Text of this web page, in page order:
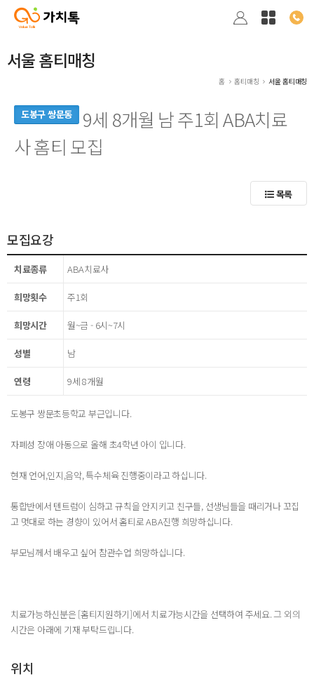
서울 홈티매칭
홈 홈티매칭 서울 홈티매칭
도봉구 쌍문동
9세 8개월 남 주1회 ABA치료
사 홈티 모집
목록
모집요강
치료종류 ABA치료사
희망횟수 주1회
희망시간 월~금 - 6시~7시
성별 남
연령 9세 8개월
도봉구 쌍문초등학교 부근입니다.
자폐성 장애 아동으로 올해 초4학년 아이 입니다.
현재 언어,인지,음악, 특수체육 진행중이라고 하십니다.
통합반에서 텐트럼이 심하고 규칙을 안지키고 친구들, 선생님들을 때리거나 꼬집
고 멋대로 하는 경향이 있어서 홈티로 ABA진행 희망하십니다.
부모님께서 배우고 싶어 참관수업 희망하십니다.
치료가능하신분은 [홈티지원하기]에서 치료가능시간을 선택하여 주세요. 그 외의
시간은 아래에 기재 부탁드립니다.
위치